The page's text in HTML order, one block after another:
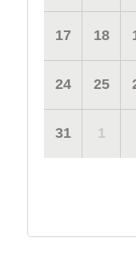
17 18
24 25
31 1